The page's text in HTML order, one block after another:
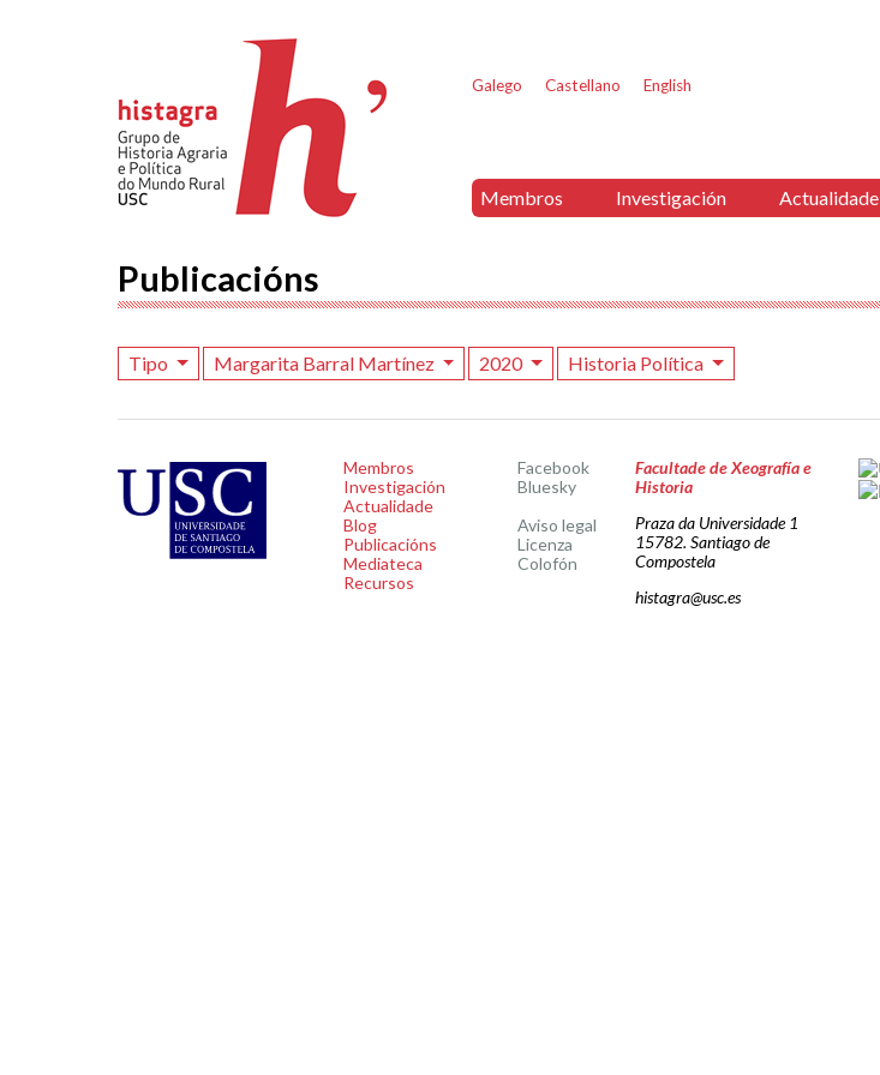
Galego Castellano English
Membros Investigación Actualidade
Publicacións
Tipo Margarita Barral Martínez 2020 Historia Política
Membros
Investigación
Actualidade
Blog
Publicacións
Mediateca
Recursos
Facebook
Bluesky
Aviso legal
Licenza
Colofón
Facultade de Xeografía e
Historia
Praza da Universidade 1
15782. Santiago de
Compostela
histagra@usc.es